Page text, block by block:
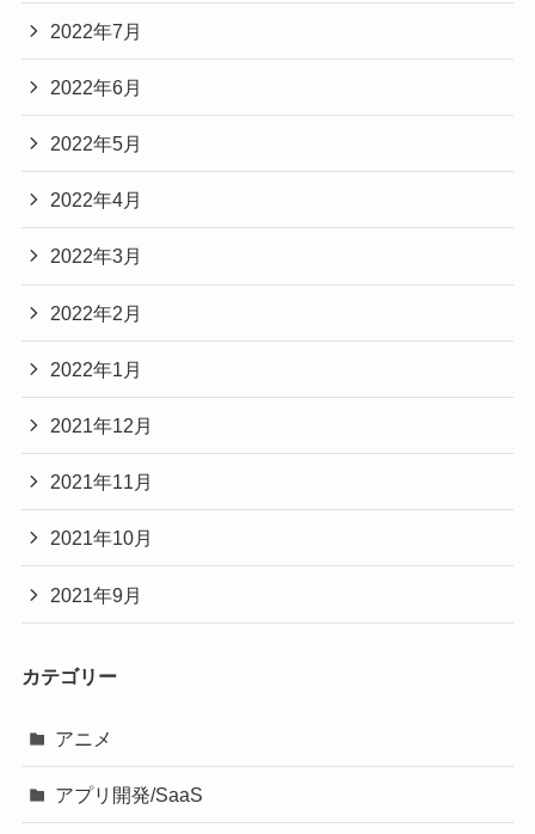
2022年7月
2022年6月
2022年5月
2022年4月
2022年3月
2022年2月
2022年1月
2021年12月
2021年11月
2021年10月
2021年9月
カテゴリー
アニメ
アプリ開発/SaaS